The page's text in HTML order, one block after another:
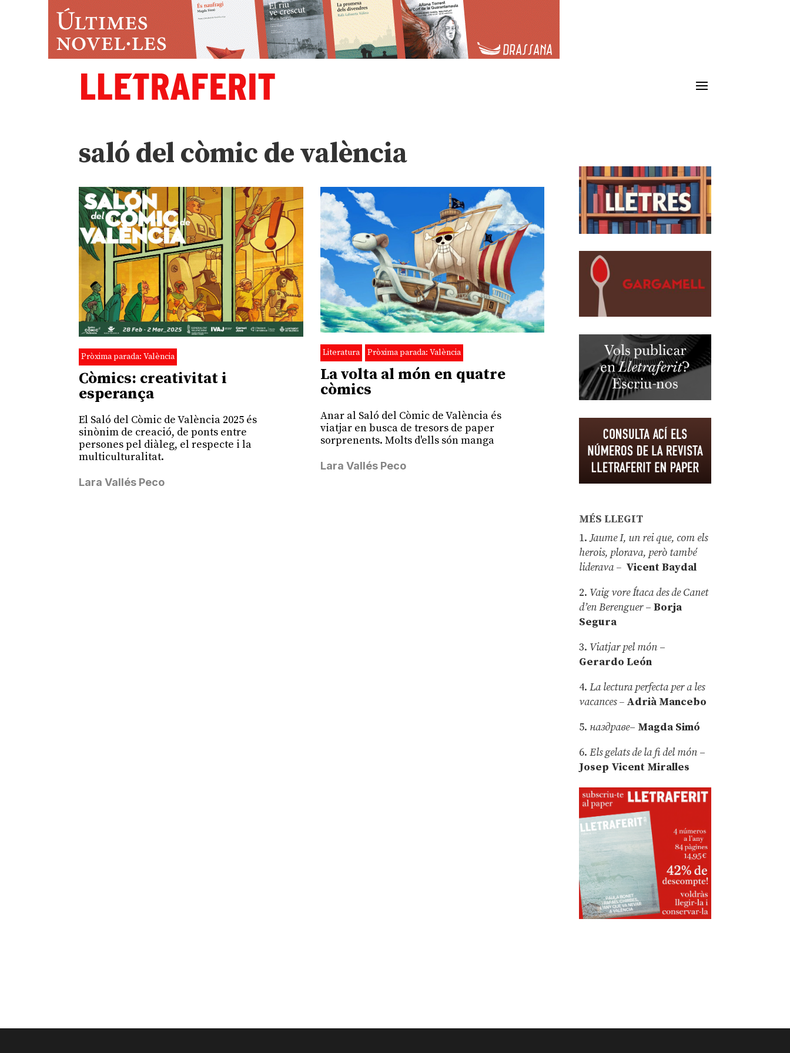
saló del còmic de valència
Pròxima parada: València
Còmics: creativitat i
esperança
El Saló del Còmic de València 2025 és
sinònim de creació, de ponts entre
persones pel diàleg, el respecte i la
multiculturalitat.
Lara Vallés Peco
Literatura Pròxima parada: València
La volta al món en quatre
còmics
Anar al Saló del Còmic de València és
viatjar en busca de tresors de paper
sorprenents. Molts d'ells són manga
Lara Vallés Peco
MÉS LLEGIT
1.Jaume I, un rei que, com els
herois, plorava, però també
liderava – Vicent Baydal
2. Vaig vore Ítaca des de Canet
d’en Berenguer–Borja
Segura
3. Viatjar pel món –
Gerardo León
4.La lectura perfecta per a les
vacances – Adrià Mancebo
5. наздраве– Magda Simó
6.Els gelats de la fi del món –
Josep Vicent Miralles